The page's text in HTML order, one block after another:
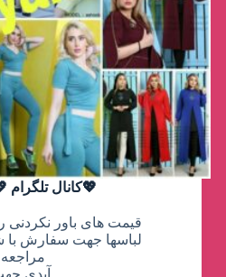
کانال تلگرام 💖پوشاک کده رویال💖
قیمت های باور نکردنی
لباسها جهت سفارش با